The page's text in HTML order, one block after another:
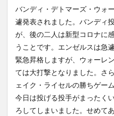
out
Tatis
Jr.’s
home
run
4.2
Salvador
Perez’s
solo
home
run
バンディ・デトマーズ・ウォ
遽発表されました。バンディ
が、後の二人は新型コロナに
うことです。エンゼルスは急
緊急昇格しますが、ウォーレ
ては大打撃となりました。さ
ェイク・ライセルの勝ちゲー
今日は投げる投手がまったく
ろしてしまいました。せめて